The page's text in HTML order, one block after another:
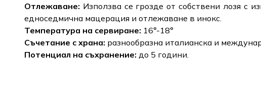
Отлежаване: Използва се грозде от собствени лозя с
едноседмична мацерация и отлежаване в инокс.
Температура на сервиране: 16°-18°
Съчетание с храна: разнообразна италианска и
Потенциал на съхранение: до 5 години.